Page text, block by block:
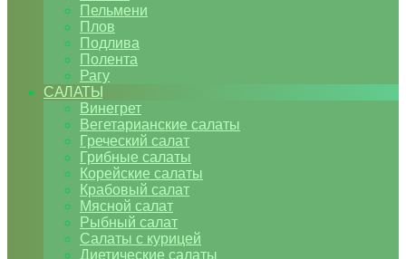
Пельмени
Плов
Подлива
Полента
Рагу
САЛАТЫ
Винегрет
Вегетарианские салаты
Греческий салат
Грибные салаты
Корейские салаты
Крабовый салат
Мясной салат
Рыбный салат
Салаты с курицей
Диетические салаты